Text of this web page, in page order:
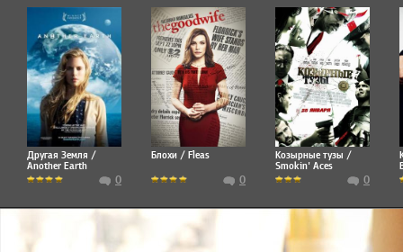
Другая Земля /
Another Earth
0
Блохи / Fleas
0
Козырные тузы /
Smokin' Aces
0